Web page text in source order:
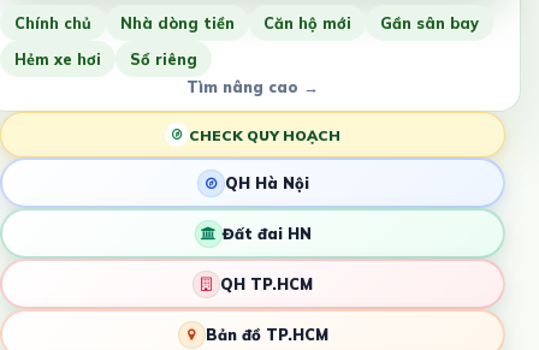
Chính chủ Nhà dòng tiền Căn hộ mới
Gần sân bay
Hẻm xe hơi
Sổ riêng
Tìm nâng cao →
CHECK QUY HOẠCH
QH Hà Nội
Đất đai HN
QH TP.HCM
Bản đồ TP.HCM